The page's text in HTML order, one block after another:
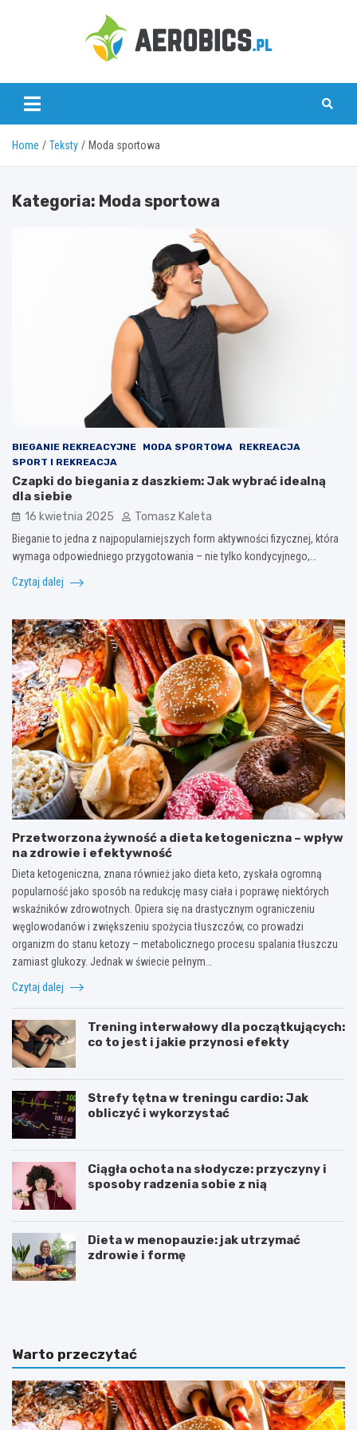
aerobics.pl
Home Teksty Moda sportowa
Kategoria: Moda sportowa
BIEGANIE REKREACYJNE MODA SPORTOWA
REKREACJA
SPORT I REKREACJA
Czapki do biegania z daszkiem: Jak wybrać idealną
dla siebie
16 kwietnia 2025 Tomasz Kaleta
Bieganie to jedna z najpopularniejszych form aktywności fizycznej, która
wymaga odpowiedniego przygotowania – nie tylko kondycyjnego,…
Czytaj dalej
Przetworzona żywność a dieta ketogeniczna – wpływ
na zdrowie i efektywność
Dieta ketogeniczna, znana również jako dieta keto, zyskała ogromną
popularność jako sposób na redukcję masy ciała i poprawę niektórych
wskaźników zdrowotnych. Opiera się na drastycznym ograniczeniu
węglowodanów i zwiększeniu spożycia tłuszczów, co prowadzi
organizm do stanu ketozy – metabolicznego procesu spalania tłuszczu
zamiast glukozy. Jednak w świecie pełnym…
Czytaj dalej
Trening interwałowy dla początkujących:
co to jest i jakie przynosi efekty
Strefy tętna w treningu cardio: Jak
obliczyć i wykorzystać
Ciągła ochota na słodycze: przyczyny i
sposoby radzenia sobie z nią
Dieta w menopauzie: jak utrzymać
zdrowie i formę
J
w
i
n
n
a
Z
e
o
d
ż
y
Warto przeczytać